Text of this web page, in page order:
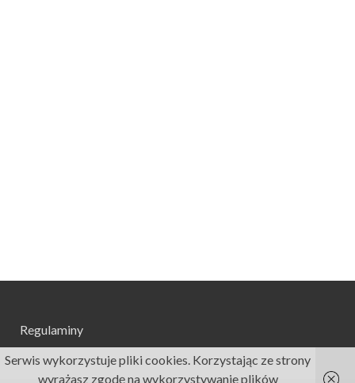
Regulaminy
Serwis wykorzystuje pliki cookies. Korzystając ze strony
wyrażasz zgodę na wykorzystywanie plików